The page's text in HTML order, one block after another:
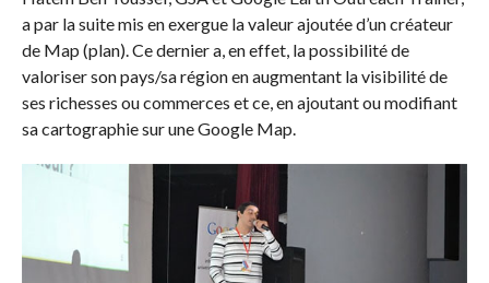
a par la suite mis en exergue la valeur ajoutée d’un créateur
de Map (plan). Ce dernier a, en effet, la possibilité de
valoriser son pays/sa région en augmentant la visibilité de
ses richesses ou commerces et ce, en ajoutant ou modifiant
sa cartographie sur une Google Map.